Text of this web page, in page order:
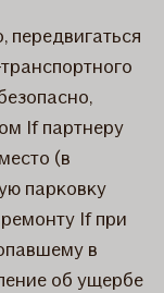
передвигаться
If партнеру
(в
парковку
If при
в
об ущербе